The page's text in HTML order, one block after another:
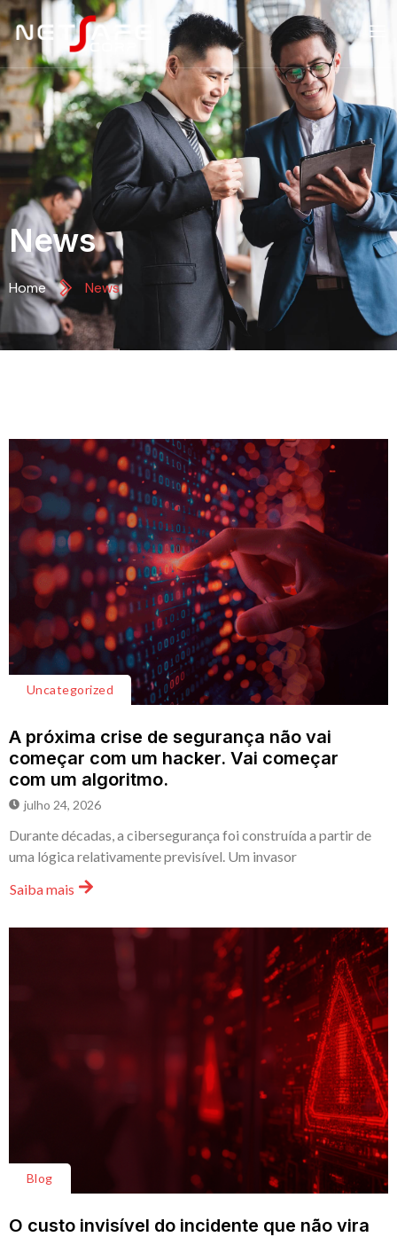
News
Home News
Uncategorized
A próxima crise de segurança não vai
começar com um hacker. Vai começar
com um algoritmo.
julho 24, 2026
Durante décadas, a cibersegurança foi construída a partir de
uma lógica relativamente previsível. Um invasor
Saiba mais
Blog
O custo invisível do incidente que não vira